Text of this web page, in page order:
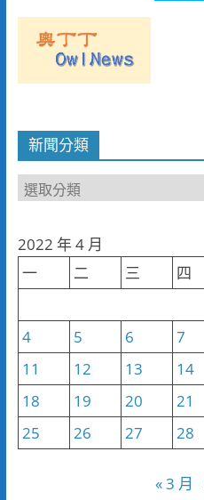
新聞分類
新
類
2022 年 4 月
一
二 三 四
4
5 6 7
11
12 13 14
18
19 20 21
25
26 27 28
« 3 月